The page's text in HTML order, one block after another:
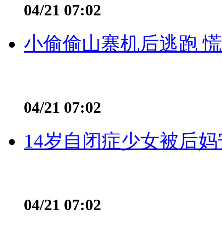
04/21 07:02
小偷偷山寨机后逃跑
04/21 07:02
14岁自闭症少女被后
04/21 07:02